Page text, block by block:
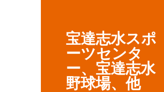
宝達志水スポ
ーツセンタ
ー、宝達志水
野球場、他